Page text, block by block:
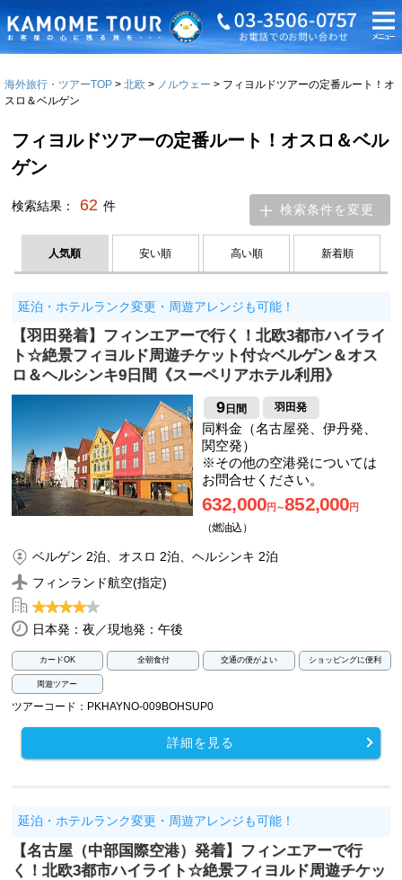
海外旅行・ツアーTOP 北欧 ノルウェー
フィヨルドツアーの定番ルート！オ
スロ＆ベルゲン
フィヨルドツアーの定番ルート！オスロ＆ベル
ゲン
検索結果： 62 件 検索条件を変更
人気順 安い順 高い順 新着順
延泊・ホテルランク変更・周遊アレンジも可能！
【羽田発着】フィンエアーで行く！北欧3都市ハイライ
ト☆絶景フィヨルド周遊チケット付☆ベルゲン＆オス
ロ＆ヘルシンキ9日間《スーペリアホテル利用》
9日間 羽田発
同料金（名古屋発、伊丹発、
関空発）
※その他の空港発については
お問合せください。
632,000円～852,000円
（燃油込）
ベルゲン 2泊、オスロ 2泊、ヘルシンキ 2泊
フィンランド航空(指定)
日本発：夜／現地発：午後
カードOK 全朝食付 交通の便がよい ショッピングに便利
周遊ツアー
ツアーコード：PKHAYNO-009BOHSUP0
詳細を見る
延泊・ホテルランク変更・周遊アレンジも可能！
【名古屋（中部国際空港）発着】フィンエアーで行
く！北欧3都市ハイライト☆絶景フィヨルド周遊チケッ